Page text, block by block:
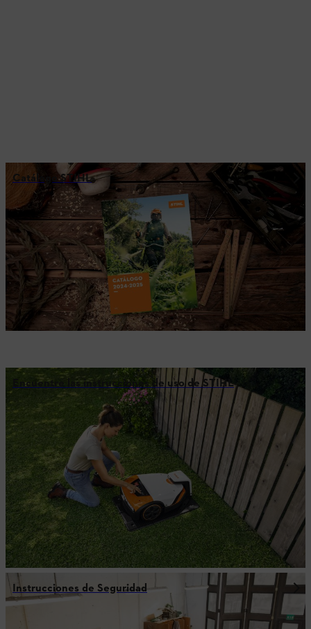
Catálogo STIHL
Encuentre las instrucciones de uso de STIHL
Instrucciones de Seguridad